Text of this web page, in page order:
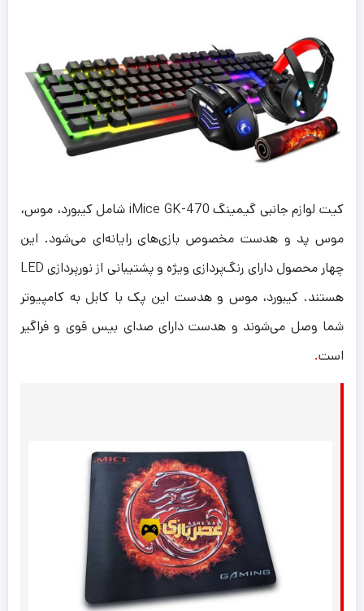
کیت لوازم جانبی گیمینگ iMice GK-470 شامل کیبورد، موس،‌
موس پد و هدست مخصوص بازی‌های رایانه‌ای می‌شود. این
چهار محصول دارای رنگ‌پردازی ویژه و پشتیبانی از نورپردازی LED
هستند. کیبورد، موس و هدست این پک با کابل به کامپیوتر
شما وصل می‌شوند و هدست دارای صدای بیس قوی و فراگیر
است.